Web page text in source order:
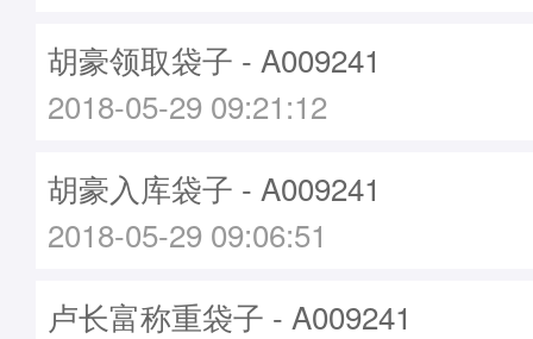
胡豪领取袋子 - A009241
2018-05-29 09:21:12
胡豪入库袋子 - A009241
2018-05-29 09:06:51
卢长富称重袋子 - A009241